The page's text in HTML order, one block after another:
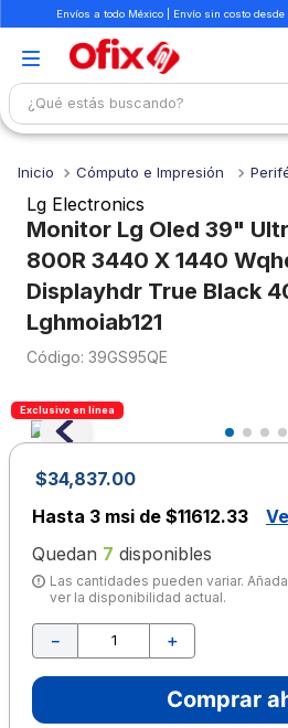
Envíos a todo México | Envío sin costo
¿Qué estás buscando?
Cómputo e Impresión
Lg Electronics
Monitor Lg Oled 39"
800R 3440 X 1440
Displayhdr True Black
Lghmoiab121
: 39GS95QE
Exclusivo en línea
$34,837.00
Hasta 3 msi de $11612.33
Quedan 7 disponibles
Las cantidades pueden variar.
ver la disponibilidad actual.
＋
－
Comprar
1.
mochilas
2.
libretas
3.
cuaderno
4.
colores
5.
cuadernos
7.
escolar
9.
lapiz
10. escritorio